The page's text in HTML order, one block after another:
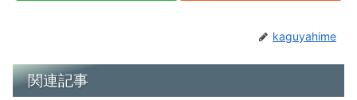
kaguyahime
関連記事